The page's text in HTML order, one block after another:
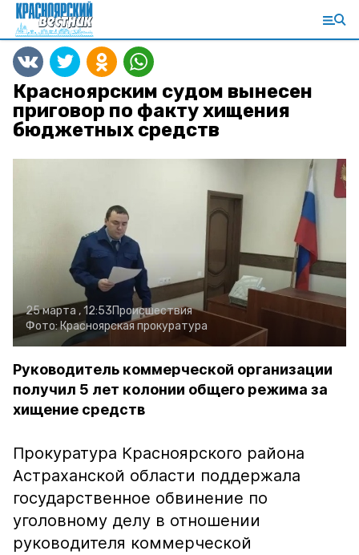
Красноярским судом вынесен
приговор по факту хищения
бюджетных средств
25 марта , 12:53Происшествия
Фото:Красноярская прокуратура
Руководитель коммерческой организации
получил 5 лет колонии общего режима за
хищение средств
Прокуратура Красноярского района
Астраханской области поддержала
государственное обвинение по
уголовному делу в отношении
руководителя коммерческой